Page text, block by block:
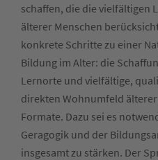
schaffen, die die vielfältigen
älterer Menschen
konkrete Schritte zu einer
Bildung im Alter: die
Lernorte und vielfältige,
direkten Wohnumfeld
Formate. Dazu sei es
Geragogik und der
insgesamt zu stärken. Der